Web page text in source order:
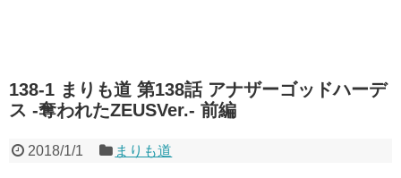
138-1 まりも道 第138話 アナザーゴッドハーデ
ス -奪われたZEUSVer.- 前編
2018/1/1 まりも道